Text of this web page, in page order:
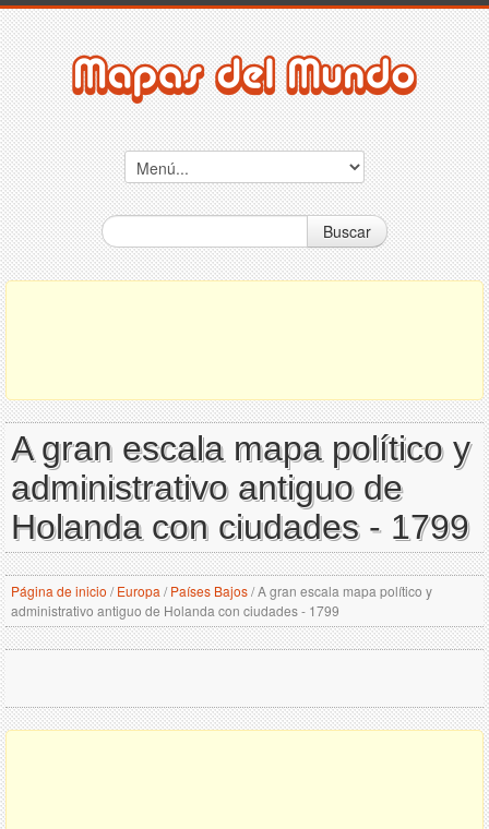
Buscar
A gran escala mapa político y
administrativo antiguo de
Holanda con ciudades - 1799
Página de inicio / Europa / Países Bajos/A gran escala mapa político y
administrativo antiguo de Holanda con ciudades - 1799